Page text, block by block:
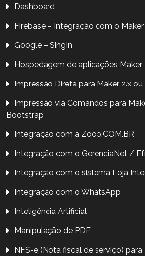
Dashboard
Firebase – Integração com o
Google – SingIn
Hospedagem de aplicações Maker
Impressão Direta para Maker 2.x
Impressão via Comandos para
Bootstrap
Integração com a Zoop.COM.BR
Integração com o GerenciaNet /
Integração com o sistema Loja
Integração com o WhatsApp
Inteligência Artificial
Manipulação de PDF
NFS-e (Nota fiscal de serviço) para